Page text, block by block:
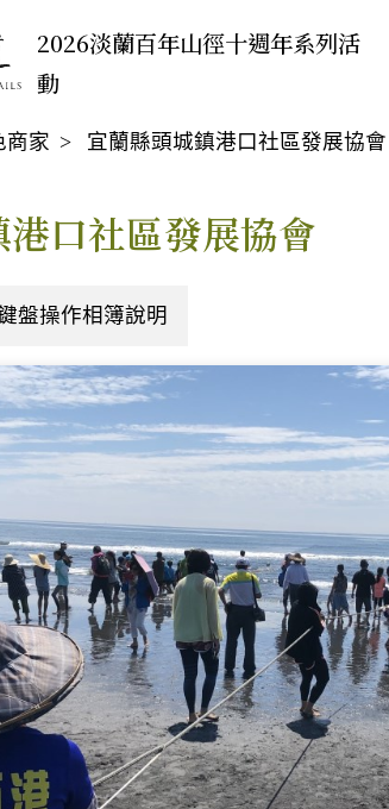
2026淡蘭百年山徑十週年系列活
動
商家 宜蘭縣頭城鎮港口社區發展協會
口社區發展協會
盤操作相簿說明